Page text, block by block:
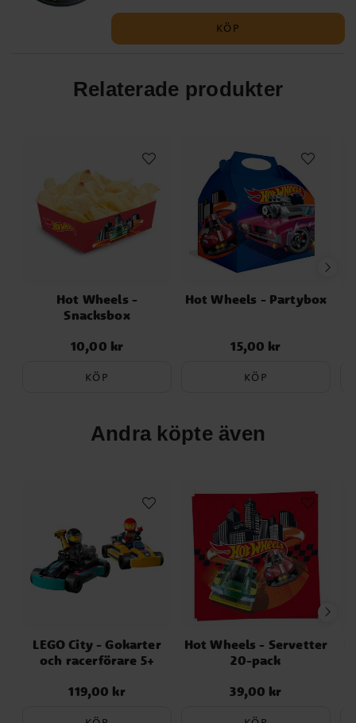
KÖP
Relaterade produkter
Hot Wheels -
Snacksbox
Pris:10,00 kr
10,00 kr
KÖP
Hot Wheels - Partybox
Pris:15,00 kr
15,00 kr
KÖP
Andra köpte även
LEGO City - Gokarter
och racerförare 5+
Pris:119,00 kr
119,00 kr
Hot Wheels - Servetter
20-pack
Pris: 39,00 kr
39,00 kr